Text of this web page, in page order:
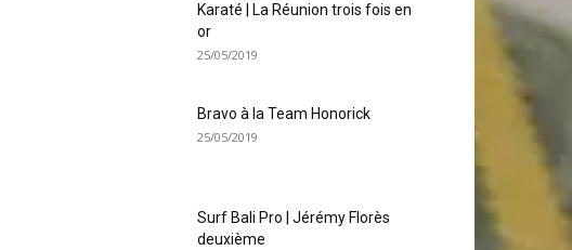
Karaté | La Réunion trois fois en
or
25/05/2019
Bravo à la Team Honorick
25/05/2019
Surf Bali Pro | Jérémy Florès
deuxième